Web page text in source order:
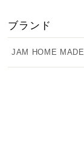
ブランド
JAM HOME MADE